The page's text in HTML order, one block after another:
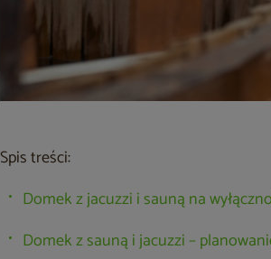
Spis treści:
Domek z jacuzzi i sauną na
Domek z sauną i jacuzzi –